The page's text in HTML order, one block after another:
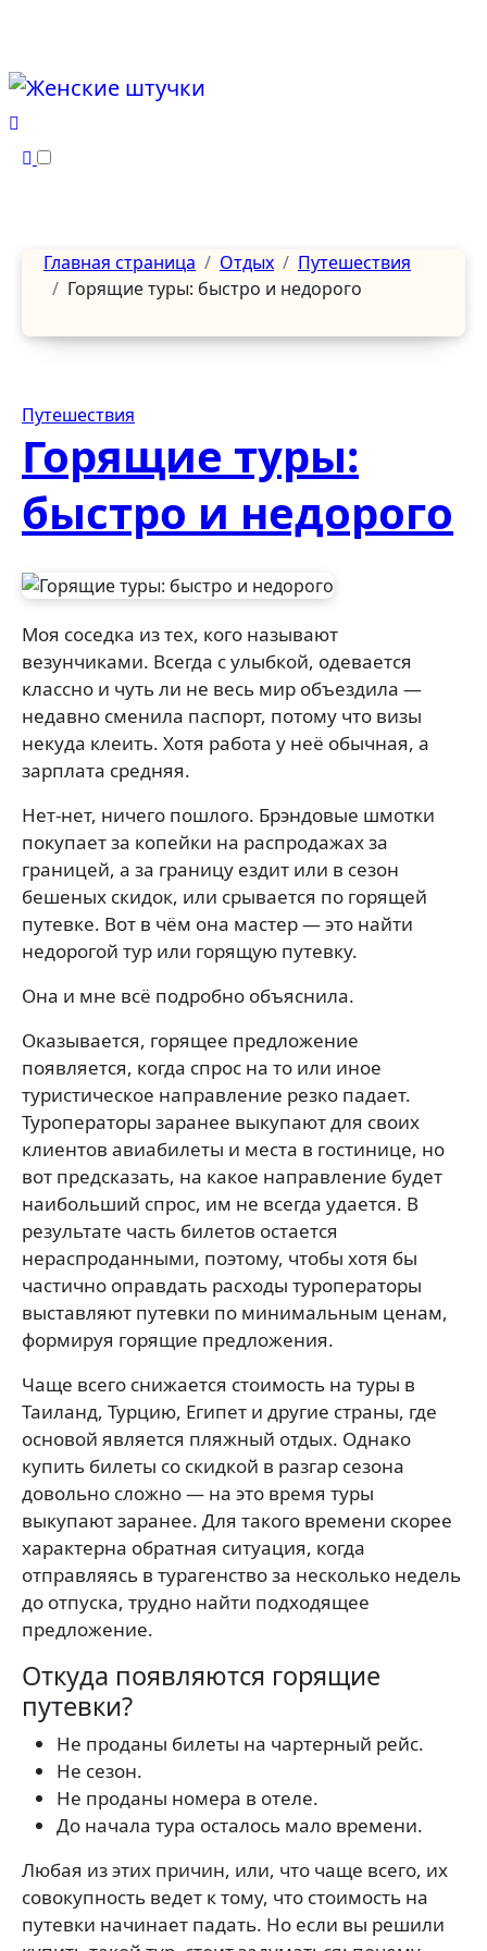
Главная страница Отдых
Путешествия
Горящие туры: быстро и недорого
Путешествия
Горящие туры:
быстро и недорого
Моя соседка из тех, кого называют
везунчиками. Всегда с улыбкой, одевается
классно и чуть ли не весь мир объездила —
недавно сменила паспорт, потому что визы
некуда клеить. Хотя работа у неё обычная, а
зарплата средняя.
Нет-нет, ничего пошлого. Брэндовые шмотки
покупает за копейки на распродажах за
границей, а за границу ездит или в сезон
бешеных скидок, или срывается по горящей
путевке. Вот в чём она мастер — это найти
недорогой тур или горящую путевку.
Она и мне всё подробно объяснила.
Оказывается, горящее предложение
появляется, когда спрос на то или иное
туристическое направление резко падает.
Туроператоры заранее выкупают для своих
клиентов авиабилеты и места в гостинице, но
вот предсказать, на какое направление будет
наибольший спрос, им не всегда удается. В
результате часть билетов остается
нераспроданными, поэтому, чтобы хотя бы
частично оправдать расходы туроператоры
выставляют путевки по минимальным ценам,
формируя горящие предложения.
Чаще всего снижается стоимость на туры в
Таиланд, Турцию, Египет и другие страны, где
основой является пляжный отдых. Однако
купить билеты со скидкой в разгар сезона
довольно сложно — на это время туры
выкупают заранее. Для такого времени скорее
характерна обратная ситуация, когда
отправляясь в турагенство за несколько недель
до отпуска, трудно найти подходящее
предложение.
Откуда появляются горящие
путевки?
Не проданы билеты на чартерный рейс.
Не сезон.
Не проданы номера в отеле.
До начала тура осталось мало времени.
Любая из этих причин, или, что чаще всего, их
совокупность ведет к тому, что стоимость на
путевки начинает падать. Но если вы решили